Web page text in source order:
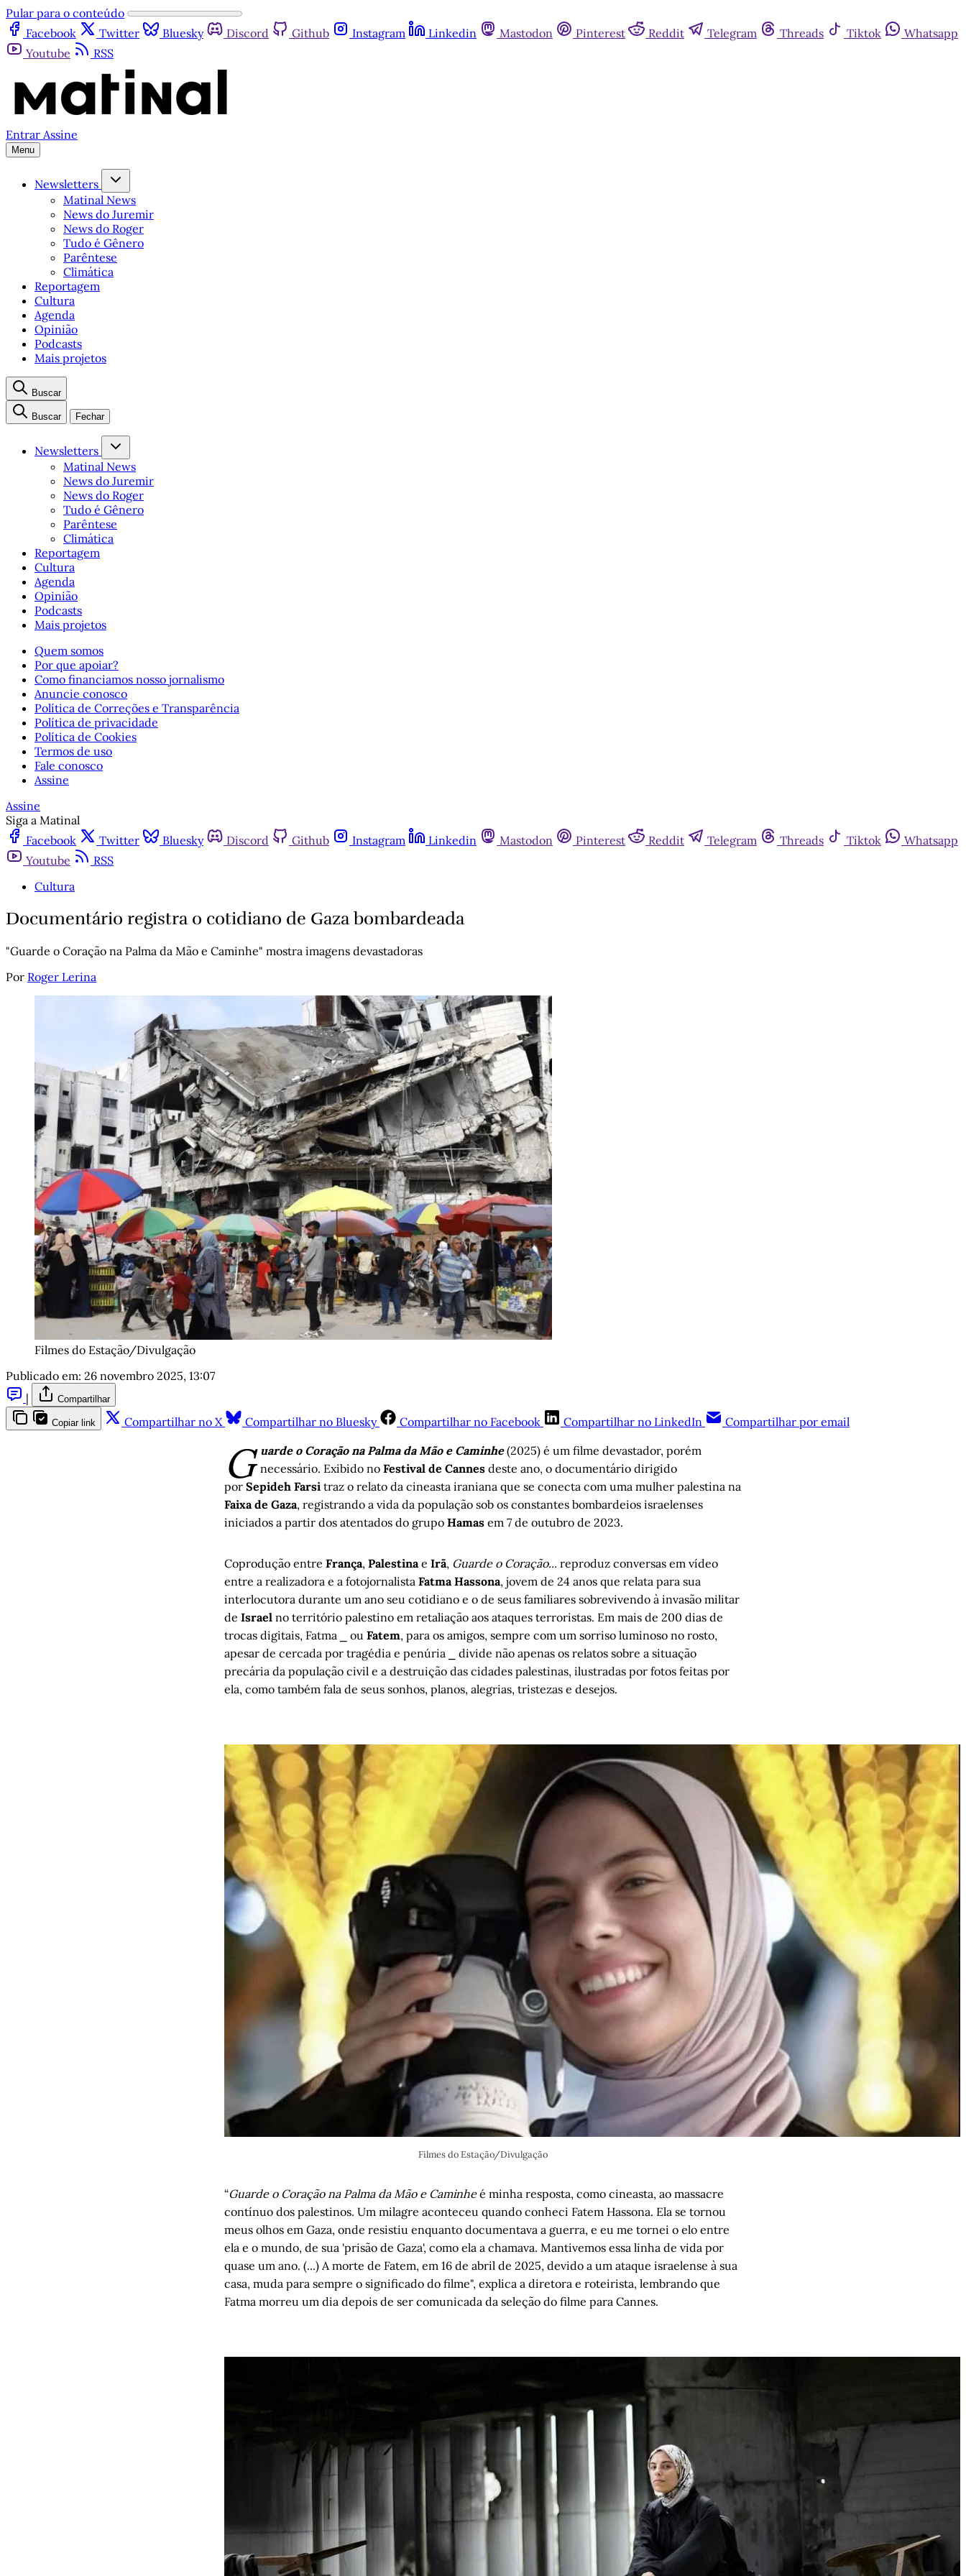
Pular para o conteúdo
Facebook
Twitter Bluesky Discord Github Instagram Linkedin Mastodon Pinterest Reddit Telegram Threads Tiktok
Whatsapp
Youtube
RSS
Entrar Assine
Menu
Newsletters
Matinal News
News do Juremir
News do Roger
Tudo é Gênero
Parêntese
Climática
Reportagem
Cultura
Agenda
Opinião
Podcasts
Mais projetos
Buscar
Buscar Fechar
Newsletters
Matinal News
News do Juremir
News do Roger
Tudo é Gênero
Parêntese
Climática
Reportagem
Cultura
Agenda
Opinião
Podcasts
Mais projetos
Quem somos
Por que apoiar?
Como financiamos nosso jornalismo
Anuncie conosco
Política de Correções e Transparência
Política de privacidade
Política de Cookies
Termos de uso
Fale conosco
Assine
Assine
Siga a Matinal
Facebook
Twitter Bluesky Discord Github Instagram Linkedin Mastodon Pinterest Reddit Telegram Threads Tiktok
Whatsapp
Youtube
RSS
Cultura
Documentário registra o cotidiano de Gaza bombardeada
"Guarde o Coração na Palma da Mão e Caminhe" mostra imagens devastadoras
Por Roger Lerina
Filmes do Estação/Divulgação
Publicado em: 26 novembro 2025, 13:07
|
Compartilhar
Copiar link Compartilhar no X Compartilhar no Bluesky Compartilhar no Facebook Compartilhar no LinkedIn Compartilhar por email
G uarde o Coração na Palma da Mão e Caminhe(2025) é um filme devastador, porém
necessário. Exibido no Festival de Cannes deste ano, o documentário dirigido
por Sepideh Farsi traz o relato da cineasta iraniana que se conecta com uma mulher palestina na
Faixa de Gaza, registrando a vida da população sob os constantes bombardeios israelenses
iniciados a partir dos atentados do grupo Hamas em 7 de outubro de 2023.
Coprodução entre França, Palestinae Irã, Guarde o Coração... reproduz conversas em vídeo
entre a realizadora e a fotojornalista Fatma Hassona, jovem de 24 anos que relata para sua
interlocutora durante um ano seu cotidiano e o de seus familiares sobrevivendo à invasão militar
de Israel no território palestino em retaliação aos ataques terroristas. Em mais de 200 dias de
trocas digitais, Fatma ⎯ ou Fatem, para os amigos, sempre com um sorriso luminoso no rosto,
apesar de cercada por tragédia e penúria ⎯ divide não apenas os relatos sobre a situação
precária da população civil e a destruição das cidades palestinas, ilustradas por fotos feitas por
ela, como também fala de seus sonhos, planos, alegrias, tristezas e desejos.
Filmes do Estação/Divulgação
“Guarde o Coração na Palma da Mão e Caminheé minha resposta, como cineasta, ao massacre
contínuo dos palestinos. Um milagre aconteceu quando conheci Fatem Hassona. Ela se tornou
meus olhos em Gaza, onde resistiu enquanto documentava a guerra, e eu me tornei o elo entre
ela e o mundo, de sua 'prisão de Gaza', como ela a chamava. Mantivemos essa linha de vida por
quase um ano. (...) A morte de Fatem, em 16 de abril de 2025, devido a um ataque israelense à sua
casa, muda para sempre o significado do filme", explica a diretora e roteirista, lembrando que
Fatma morreu um dia depois de ser comunicada da seleção do filme para Cannes.